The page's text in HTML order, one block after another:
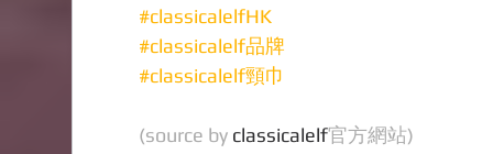
#classicalelfHK
#classicalelf品牌
#classicalelf頸巾
(source by classicalelf官方網站)